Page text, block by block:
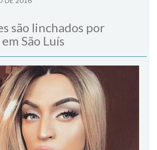
são linchados por
São Luís